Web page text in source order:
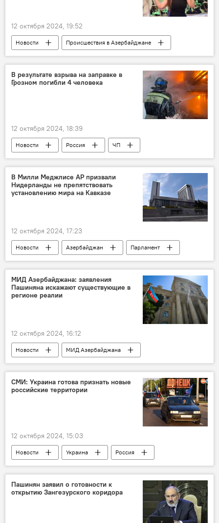
12 октября 2024, 19:52
Новости
Происшествия в Азербайджане
Азербайджан
Гаджигабул
Уджар
Поп-звезда
Погибший
В результате взрыва на заправке в
Грозном погибли 4 человека
12 октября 2024, 18:39
Новости Россия
ЧП
МЧС РФ
Взрыв
АЗС
Чечня
Грозный
Погибшие
В Милли Меджлисе АР призвали
Нидерланды не препятствовать
установлению мира на Кавказе
12 октября 2024, 17:23
Новости Азербайджан
Парламент
Нидерланды
резолюции
Заявление
Армения
военнопленные
МИД Азербайджана: заявления
Пашиняна искажают существующие в
регионе реалии
12 октября 2024, 16:12
Новости
МИД Азербайджана
Азербайджан
Армения
Никол Пашинян
Заявления
военнопленные
Сепаратисты
СМИ: Украина готова признать новые
российские территории
12 октября 2024, 15:03
Новости Украина
Россия
СВО
Спецоперация
Переговоры
Оккупированные территории
Признание
СМИ
Германия
Пашинян заявил о готовности к
открытию Зангезурского коридора